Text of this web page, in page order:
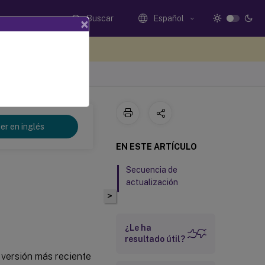
Buscar Español
en inglés
más reciente
>
EN ESTE ARTÍCULO
Secuencia de
actualización
¿Le ha
resultado útil?
×